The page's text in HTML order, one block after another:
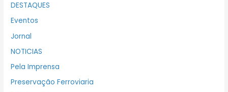
DESTAQUES
Eventos
Jornal
NOTICIAS
Pela Imprensa
Preservação Ferroviaria